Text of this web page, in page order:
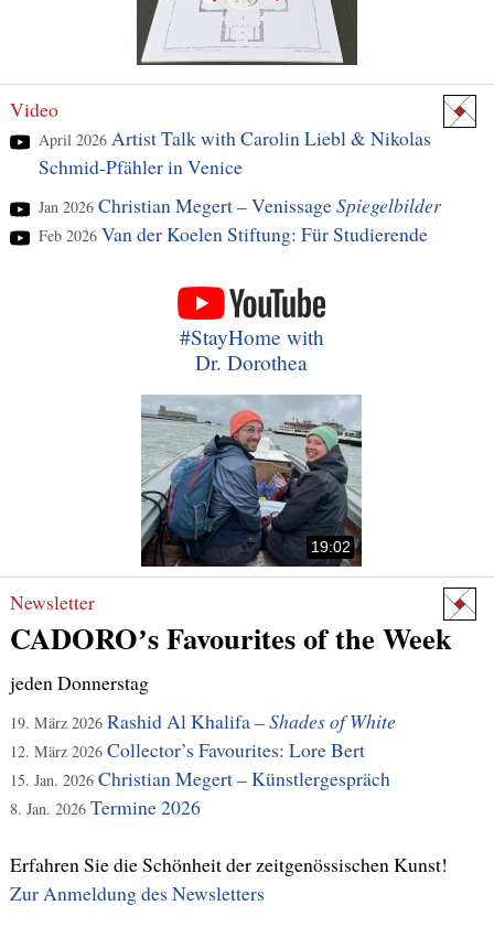
Video
April 2026Artist Talk with Carolin Liebl & Nikolas
Schmid-Pfähler in Venice
Jan 2026Christian Megert – VenissageSpiegelbilder
Feb 2026Van der Koelen Stiftung: Für Studierende
#StayHome with
Dr. Dorothea
19:02
Newsletter
CADOROʼs Favourites of the Week
jeden Donnerstag
19. März 2026Rashid Al Khalifa –Shades of White
12. März 2026Collector’s Favourites: Lore Bert
15. Jan. 2026Christian Megert – Künstlergespräch
8. Jan. 2026Termine 2026
Zur Anmeldung des Newsletters